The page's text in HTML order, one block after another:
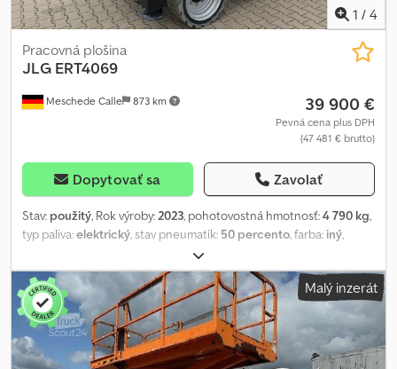
1 / 4
Meschede Calle 873 km
Pracovná plošina
JLG ERT4069
39 900 €
Pevná cena plus DPH
(47 481 € brutto)
Dopytovať sa Zavolať
Stav: použitý, Rok výroby: 2023, pohotovostná hmotnosť:4 790 kg,
typ paliva:elektrický , stav pneumatík: 50 percento , farba: iný
Malý inzerát